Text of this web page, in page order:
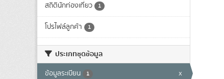
สถิตินักท่องเที่ยว 1
โปรไฟล์ลูกค้า 1
ประเภทชุดข้อมูล
ข้อมูลระเบียน 1 x